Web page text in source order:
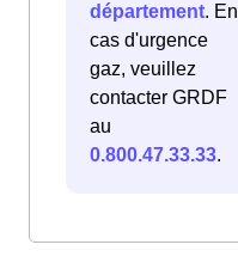
département. En
cas d'urgence
gaz, veuillez
contacter GRDF
au
0.800.47.33.33.